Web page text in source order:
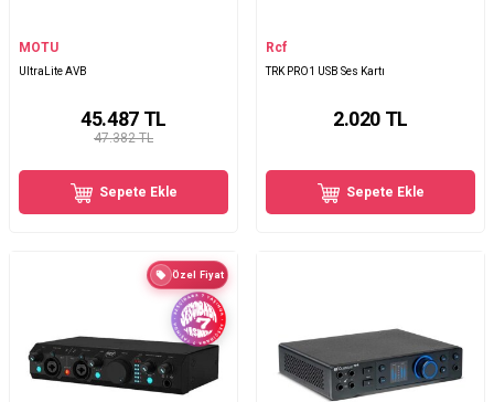
MOTU
UltraLite AVB
47.382 TL
45.487TL
Sepete Ekle
Rcf
TRK PRO1 USB Ses Kartı
2.020 TL
Sepete Ekle
Özel Fiyat